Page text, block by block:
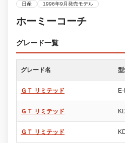
日産 1996年9月発売モデル
ホーミーコーチ
グレード一覧
グレード名
ＧＴ リミテッド
ＧＴ リミテッド
ＧＴ リミテッド